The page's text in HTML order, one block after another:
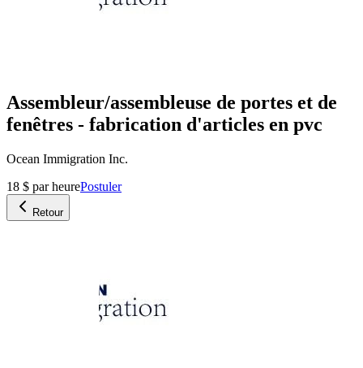
Assembleur/assembleuse de portes et de
fenêtres - fabrication d'articles en pvc
Ocean Immigration Inc.
18 $ par heurePostuler
Retour